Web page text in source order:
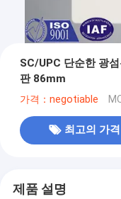
SC/UPC 단순한 광
판 86mm
가격：negotiable
최고의 가격
제품 설명